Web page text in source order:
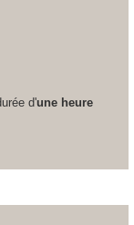
d'une heure